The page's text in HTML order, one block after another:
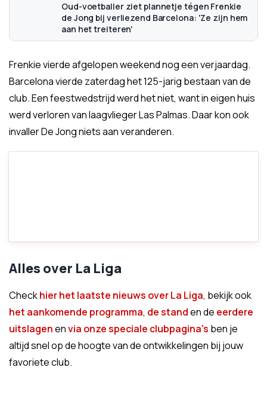
Oud-voetballer ziet plannetje tégen Frenkie
de Jong bij verliezend Barcelona: 'Ze zijn hem
aan het treiteren'
Frenkie vierde afgelopen weekend nog een verjaardag.
Barcelona vierde zaterdag het 125-jarig bestaan van de
club. Een feestwedstrijd werd het niet, want in eigen huis
werd verloren van laagvlieger Las Palmas. Daar kon ook
invaller De Jong niets aan veranderen.
Alles over La Liga
Checkhier het laatste nieuws over La Liga, bekijk ook
het aankomende programma, de standen de eerdere
uitslagenenvia onze speciale clubpagina's ben je
altijd snel op de hoogte van de ontwikkelingen bij jouw
favoriete club.